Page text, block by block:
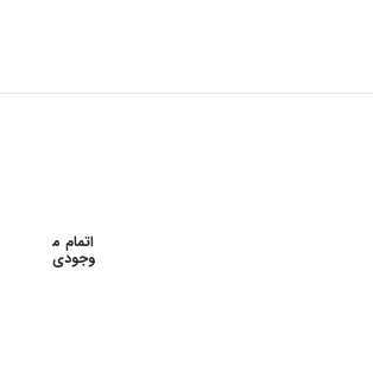
اتمام م
وجودی